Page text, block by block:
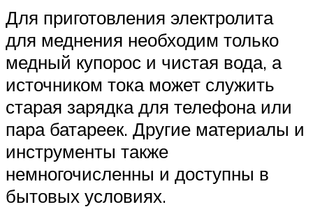
Для приготовления электролита
для меднения необходим только
медный купорос и чистая вода, а
источником тока может служить
старая зарядка для телефона или
пара батареек. Другие материалы и
инструменты также
немногочисленны и доступны в
бытовых условиях.